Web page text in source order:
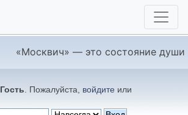
«Москвич» — это состояние души
Гость . Пожалуйста, войдите или